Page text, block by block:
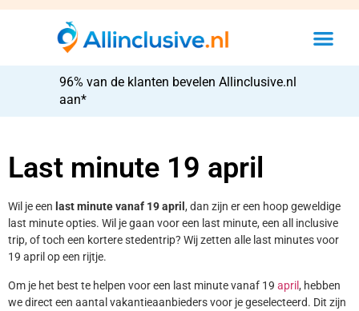
96% van de klanten bevelen Allinclusive.nl
aan*
Last minute 19 april
Wil je een last minute vanaf 19 april , dan zijn er een hoop geweldige
last minute opties. Wil je gaan voor een last minute, een all inclusive
trip, of toch een kortere stedentrip? Wij zetten alle last minutes voor
19 april op een rijtje.
Om je het best te helpen voor een last minute vanaf 19 april, hebben
we direct een aantal vakantieaanbieders voor je geselecteerd. Dit zijn